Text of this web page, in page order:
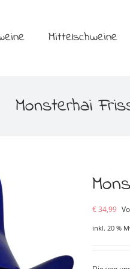
Mittelschweine
Monsterhai
€34,99
inkl. 20 %